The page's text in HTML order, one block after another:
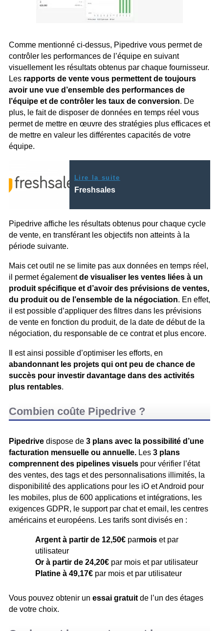
Comme mentionné ci-dessus, Pipedrive vous permet de
contrôler les performances de l’équipe en suivant
visuellement les résultats obtenus par chaque fournisseur.
Les rapports de vente vous permettent de toujours
avoir une vue d’ensemble des performances de
l’équipe et de contrôler les taux de conversion. De
plus, le fait de disposer de données en temps réel vous
permet de mettre en œuvre des stratégies plus efficaces et
de mettre en valeur les différentes capacités de votre
équipe.
Lire la suite
Freshsales
Pipedrive affiche les résultats obtenus pour chaque cycle
de vente, en transférant les objectifs non atteints à la
période suivante.
Mais cet outil ne se limite pas aux données en temps réel,
il permet égalementde visualiser les ventes liées à un
produit spécifique et d’avoir des prévisions de ventes,
du produit ou de l’ensemble de la négociation. En effet,
il est possible d’appliquer des filtres dans les prévisions
de vente en fonction du produit, de la date de début de la
négociation, du responsable de ce contrat et plus encore.
Il est ainsi possible d’optimiser les efforts, en
abandonnant les projets qui ont peu de chance de
succès pour investir davantage dans des activités
plus rentables.
Combien coûte Pipedrive ?
Pipedrive dispose de 3 plans avec la possibilité d’une
facturation mensuelle ou annuelle. Les 3 plans
comprennent des pipelines visuels pour vérifier l’état
des ventes, des tags et des personnalisations illimités, la
disponibilité des applications pour les iO et Android pour
les mobiles, plus de 600 applications et intégrations, les
exigences GDPR, le support par chat et email, les centres
américains et européens. Les tarifs sont divisés en :
Argent à partir de 12,50€ parmois et par
utilisateur
Or à partir de 24,20€ par mois et par utilisateur
Platine à 49,17€ par mois et par utilisateur
Vous pouvez obtenir un essai gratuit de l’un des étages
de votre choix.